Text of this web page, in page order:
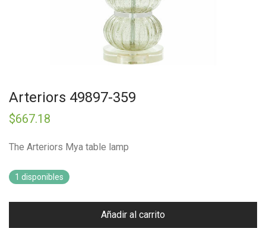
Arteriors 49897-359
$667.18
The Arteriors Mya table lamp
1 disponibles
Añadir al carrito